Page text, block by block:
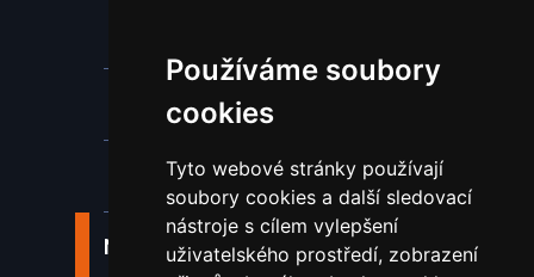
Používáme soubory
cookies
Tyto webové stránky používají
soubory cookies a další sledovací
nástroje s cílem vylepšení
uživatelského prostředí, zobrazení
Nástroje pro ohraňovací lisy
Spotřební materiál a nástroje
Náhradní díly pro vodní paprsek